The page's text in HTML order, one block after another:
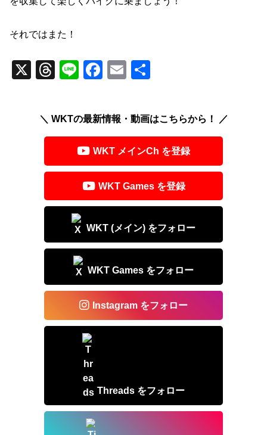
それではまた！
X
T
a
s
Li
F
e
b
o
o
k
E
＼ WKTの最新情報・動画はこちらから！ ／
WKT メインCh を登録
WKT Games を登録
WKT (メイン) をフォロー
WKT Games をフォロー
Instagram をフォロー
Threads をフォロー